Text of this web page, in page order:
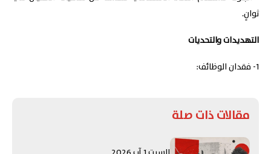
ثوانٍ.
التهديدات والتحديات
1- فقدان الوظائف:
مقالات ذات صلة